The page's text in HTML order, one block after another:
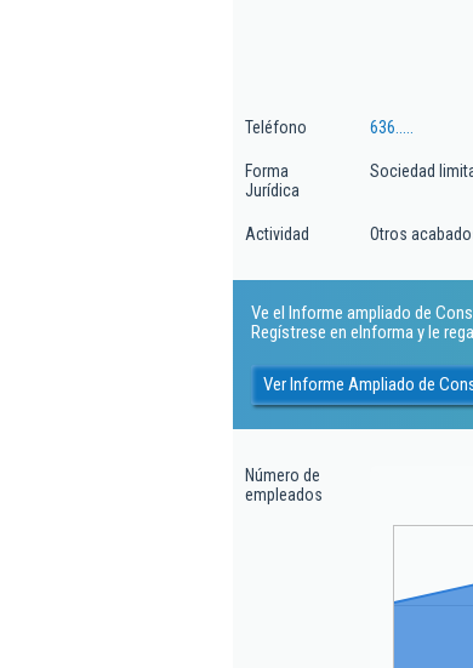
Teléfono 636.....
Forma
Jurídica
Sociedad
Actividad Otros
Ve el Informe ampliado de
Regístrese en eInforma y le
Ver Informe Ampliado de
Número de
empleados